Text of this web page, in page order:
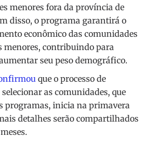
menores fora da província de
disso, o programa garantirá o
econômico das comunidades
menores, contribuindo para
seu peso demográfico.
que o processo de
as comunidades, que
programas, inicia na primavera
detalhes serão compartilhados